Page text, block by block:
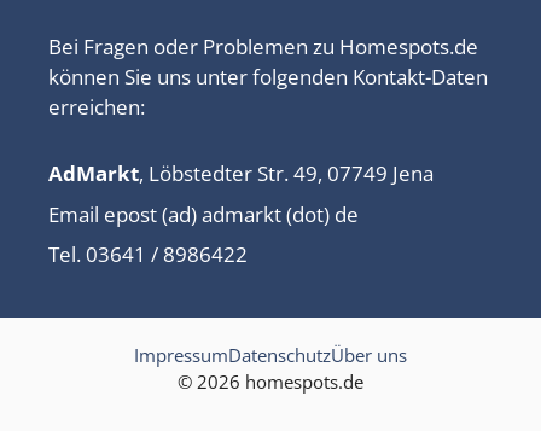
Bei Fragen oder Problemen zu Homespots.de
können Sie uns unter folgenden Kontakt-Daten
erreichen:
AdMarkt, Löbstedter Str. 49, 07749 Jena
Email epost (ad) admarkt (dot) de
Tel. 03641 / 8986422
© 2026 homespots.de
ImpressumDatenschutzÜber uns